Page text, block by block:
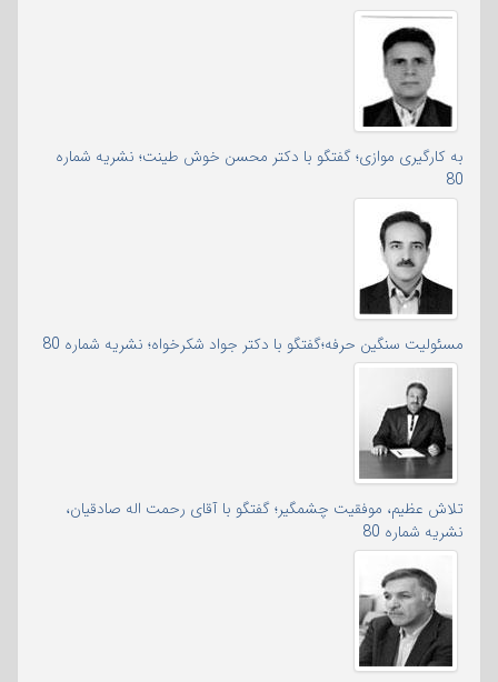
به کارگیری موازی؛ گفتگو با دکتر محسن خوش طینت؛ نشریه شماره
80
مسئولیت سنگین حرفه؛گفتگو با دکتر جواد شکرخواه؛ نشریه شماره 80
تلاش عظیم، موفقیت چشمگیر؛ گفتگو با آقای رحمت اله صادقیان،
نشریه شماره 80